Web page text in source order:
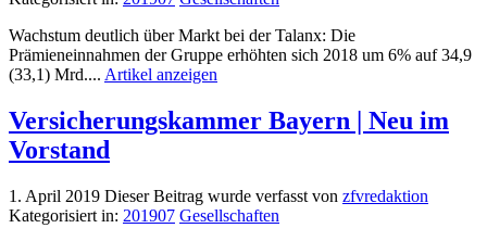
Wachstum deutlich über Markt bei der Talanx: Die
Prämieneinnahmen der Gruppe erhöhten sich 2018 um 6% auf 34,9
(33,1) Mrd.... Artikel anzeigen
Versicherungskammer Bayern | Neu im
Vorstand
1. April 2019 Dieser Beitrag wurde verfasst von zfvredaktion
Kategorisiert in: 201907 Gesellschaften